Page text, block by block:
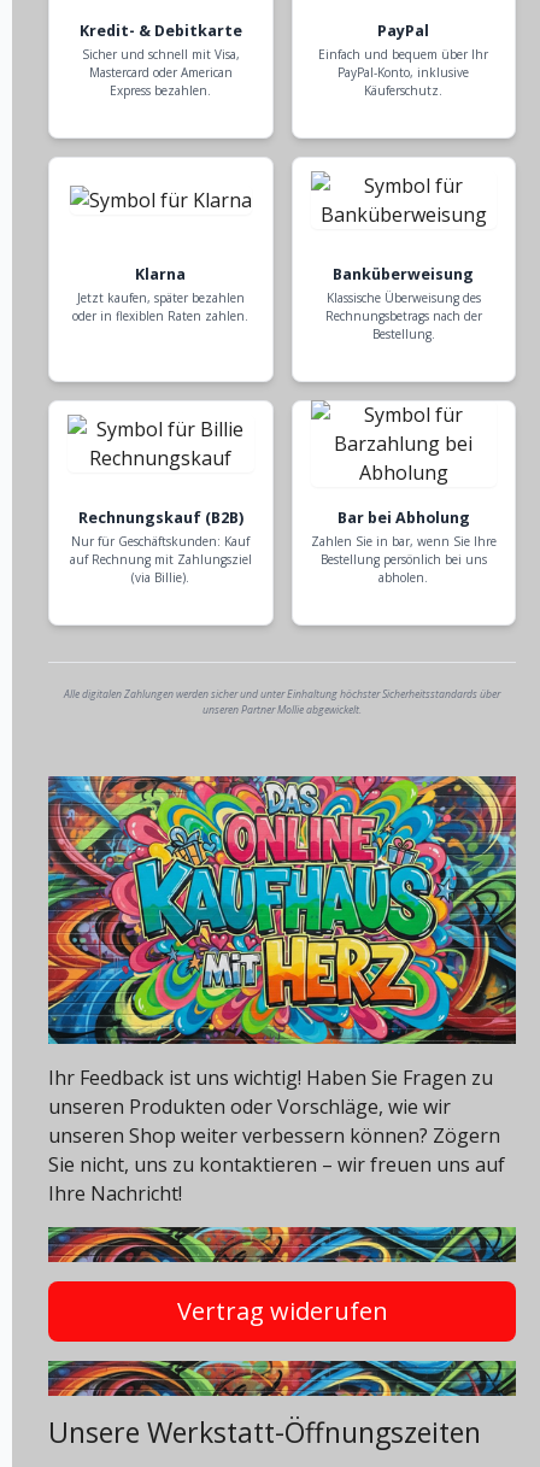
Kredit- & Debitkarte
Sicher und schnell mit Visa,
Mastercard oder American
Express bezahlen.
PayPal
Einfach und bequem über Ihr
PayPal-Konto, inklusive
Käuferschutz.
Klarna
Jetzt kaufen, später bezahlen
oder in flexiblen Raten zahlen.
Banküberweisung
Klassische Überweisung des
Rechnungsbetrags nach der
Bestellung.
Rechnungskauf (B2B)
Nur für Geschäftskunden: Kauf
auf Rechnung mit Zahlungsziel
(via Billie).
Bar bei Abholung
Zahlen Sie in bar, wenn Sie Ihre
Bestellung persönlich bei uns
abholen.
Alle digitalen Zahlungen werden sicher und unter Einhaltung höchster Sicherheitsstandards über
unseren Partner Mollie abgewickelt.
Ihr Feedback ist uns wichtig! Haben Sie Fragen zu
unseren Produkten oder Vorschläge, wie wir
unseren Shop weiter verbessern können? Zögern
Sie nicht, uns zu kontaktieren – wir freuen uns auf
Ihre Nachricht!
Vertrag widerufen
Unsere Werkstatt-Öffnungszeiten